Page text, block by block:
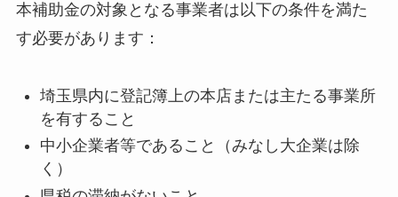
本補助金の対象となる事業者は以下の条件を満た
す必要があります：
埼玉県内に登記簿上の本店または主たる事業所
を有すること
中小企業者等であること（みなし大企業は除
く）